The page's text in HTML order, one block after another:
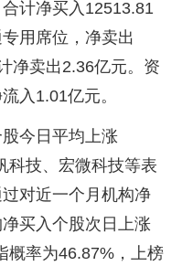
计净买入12513.81
用席位，净卖出
净卖出2.36亿元。资
入1.01亿元。
今日平均上涨
科技、宏微科技等表
对近一个月机构净
买入个股次日上涨
概率为46.87%，上榜